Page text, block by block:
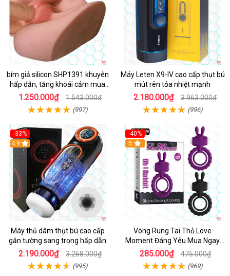
bím giả silicon SHP1391 khuyên
hấp dẫn, tăng khoái cảm mua
ngay
1.250.000₫ 1.543.000₫
(997)
Máy Leten X9-IV cao cấp thụt bú
mút rên tỏa nhiệt mạnh
2.180.000₫ 3.963.000₫
(996)
-33%
Hot
4.9
Máy thủ dâm thụt bú cao cấp
gắn tường sang trọng hấp dẫn
2.190.000₫ 3.268.000₫
(995)
-40%
5
Vòng Rung Tai Thỏ Love
Moment Đáng Yêu Mua Ngay
Giá Tốt
285.000₫ 475.000₫
(969)